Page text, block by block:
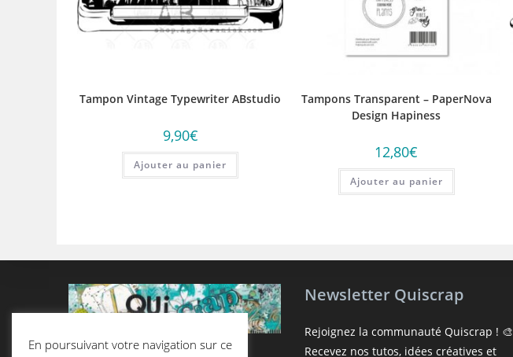
Tampon Vintage Typewriter ABstudio
9,90€
Ajouter au panier
Tampons Transparent – PaperNova
Design Hapiness
12,80€
Ajouter au panier
Newsletter Quiscrap
Rejoignez la communauté Quiscrap ! 🎨
Recevez nos tutos, idées créatives et
En poursuivant votre navigation sur ce